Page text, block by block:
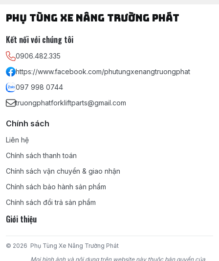
PHỤ TÙNG XE NÂNG TRƯỜNG PHÁT
Kết nối với chúng tôi
0906.482.335
https://www.facebook.com/phutungxenangtruongphat
097 998 0744
truongphatforkliftparts@gmail.com
Chính sách
Liên hệ
Chính sách thanh toán
Chính sách vận chuyển & giao nhận
Chính sách bảo hành sản phẩm
Chính sách đổi trả sản phẩm
Giới thiệu
© 2026 Phụ Tùng Xe Nâng Trường Phát
Mọi hình ảnh và nội dung trên website này thuộc bản quyền của